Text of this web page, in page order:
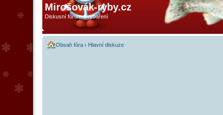
Mirošovák-ryby.cz
Diskusní fórum o rybaření
Obsah fóra ‹ Hlavní diskuze